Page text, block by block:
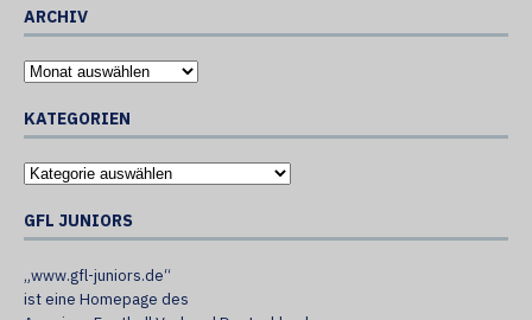
ARCHIV
KATEGORIEN
GFL JUNIORS
„www.gfl-juniors.de“
ist eine Homepage des